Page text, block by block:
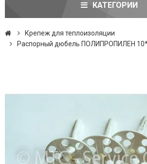
КАТЕГОРИИ
Крепеж для теплоизоляции
Распорный дюбель ПОЛИПРОПИЛЕН